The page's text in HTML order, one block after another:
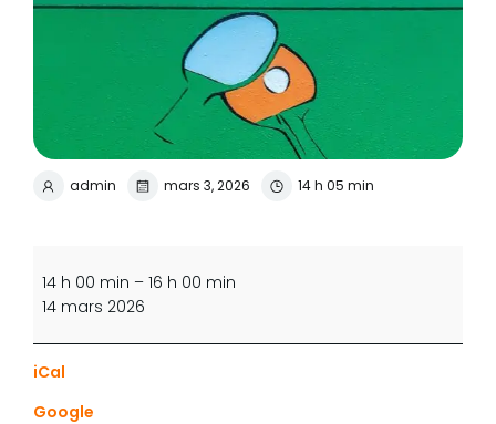
admin mars 3, 2026 14 h 05 min
libre
(seulement
salle
disponible)
14 h 00 min – 16 h 00 min
14 mars 2026
iCal
Google